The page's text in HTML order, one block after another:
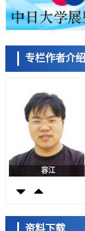
证电容器可在汽车发
经济・社会
日本生成式AI使用者
政策
日本修订首都直下
化火灾防控
福井大学发现细胞
迥异之谜
科学研究
神户大学确认口服
癌患者中开展临床试验
日本发布《令和8年
首年度政策方向
科学研究
东京大学发现可诱导
东京都健康长寿医
专栏作者介绍
陈小牧
容江